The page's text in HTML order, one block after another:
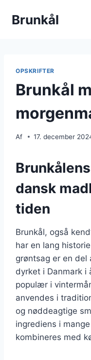
Brunkål
OPSKRIFTER
Brunkål
Af 17. december
dansk
tiden
Brunkål, også
har en lang
grøntsag er en
dyrket i Danmark
populær i
anvendes i
og nøddeagtige
ingrediens i
kombineres med